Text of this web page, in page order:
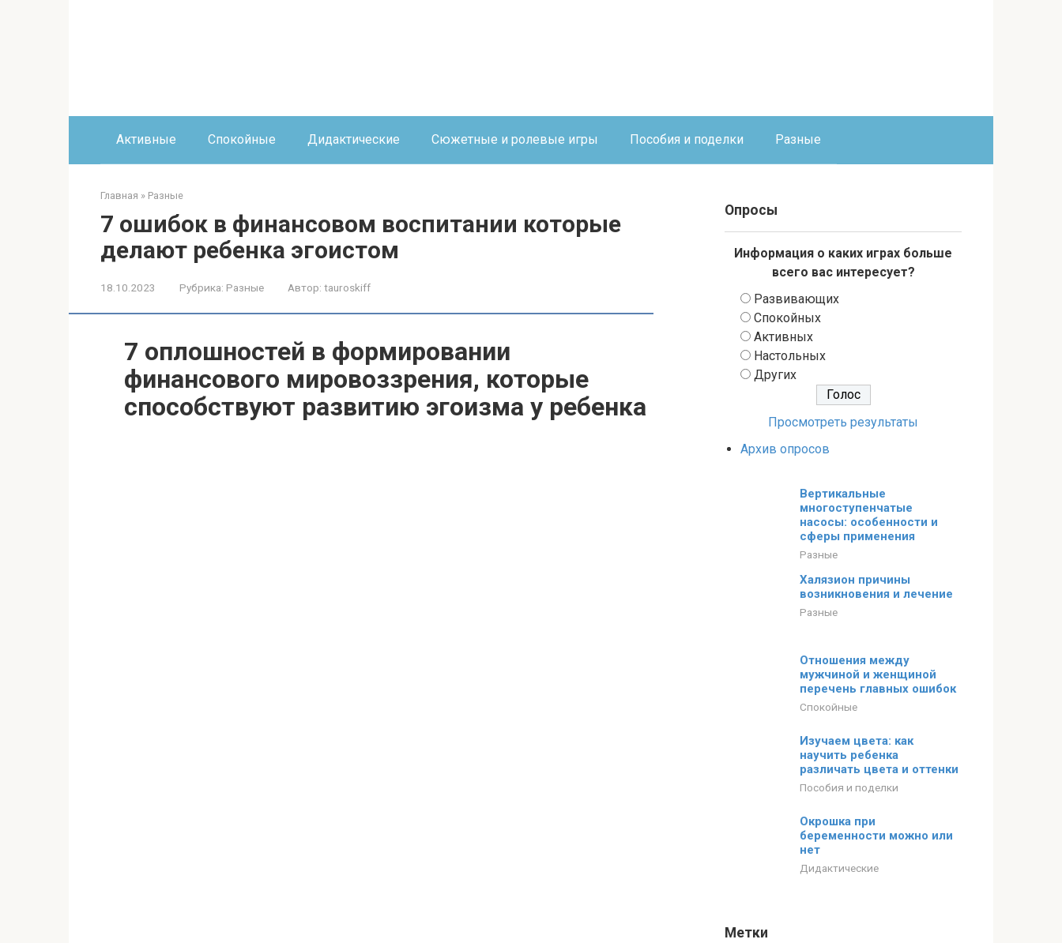
Активные Спокойные Дидактические Сюжетные и ролевые игры Пособия и поделки Разные
Главная » Разные
7 ошибок в финансовом воспитании которые
делают ребенка эгоистом
18.10.2023 Рубрика: Разные Автор: tauroskiff
7 оплошностей в формировании
финансового мировоззрения, которые
способствуют развитию эгоизма у ребенка
Опросы
Информация о каких играх больше
всего вас интересует?
Развивающих
Спокойных
Активных
Настольных
Других
Просмотреть результаты
Архив опросов
Вертикальные
многоступенчатые
насосы: особенности и
сферы применения
Разные
Халязион причины
возникновения и лечение
Разные
Отношения между
мужчиной и женщиной
перечень главных ошибок
Спокойные
Изучаем цвета: как
научить ребенка
различать цвета и оттенки
Пособия и поделки
Окрошка при
беременности можно или
нет
Дидактические
Метки